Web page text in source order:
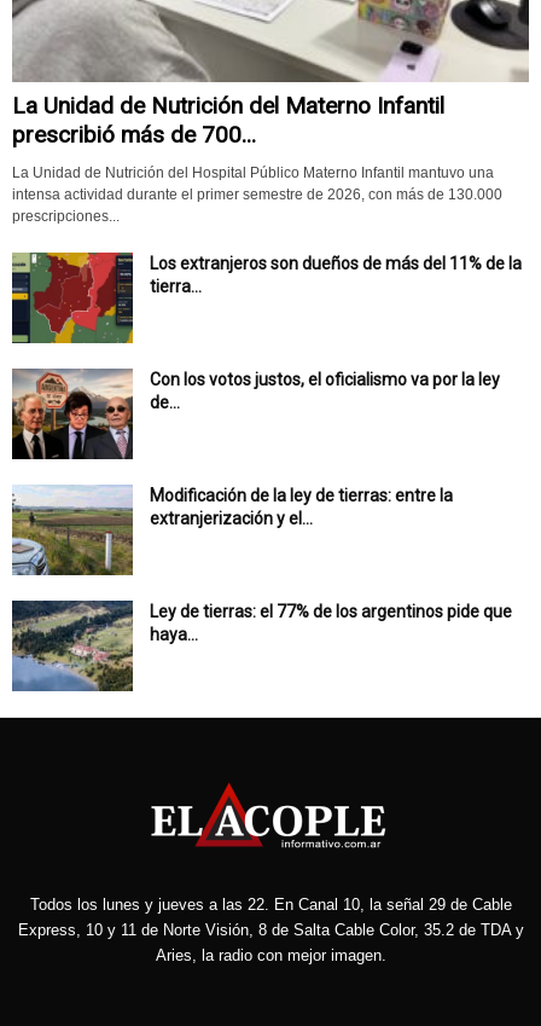
La Unidad de Nutrición del Materno Infantil
prescribió más de 700...
La Unidad de Nutrición del Hospital Público Materno Infantil mantuvo una
intensa actividad durante el primer semestre de 2026, con más de 130.000
prescripciones...
Los extranjeros son dueños de más del 11% de la
tierra...
Con los votos justos, el oficialismo va por la ley
de...
Modificación de la ley de tierras: entre la
extranjerización y el...
Ley de tierras: el 77% de los argentinos pide que
haya...
Todos los lunes y jueves a las 22. En Canal 10, la señal 29 de Cable
Express, 10 y 11 de Norte Visión, 8 de Salta Cable Color, 35.2 de TDA y
Aries, la radio con mejor imagen.